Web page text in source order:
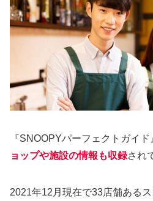
『SNOOPYパーフェクトガイド
ョップや施設の情報も収録され
2021年12月現在で33店舗ある